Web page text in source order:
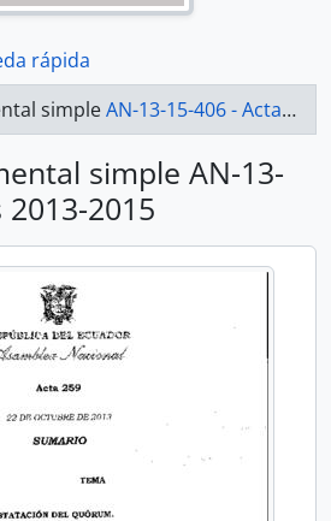
rápida
simpleAN-13-15-406 - Actas 2013-2015
simple AN-13-
2013-2015